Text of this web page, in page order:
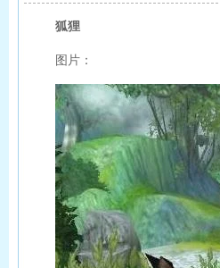
狐狸
图片：